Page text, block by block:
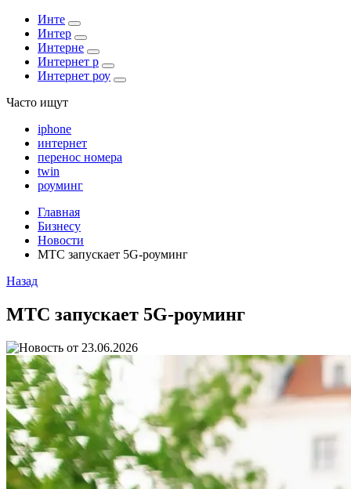
Инте
Интер
Интерне
Интернет р
Интернет роу
Часто ищут
iphone
интернет
перенос номера
twin
роуминг
Главная
Бизнесу
Новости
МТС запускает 5G-роуминг
Назад
МТС запускает 5G-роуминг
23.06.2026